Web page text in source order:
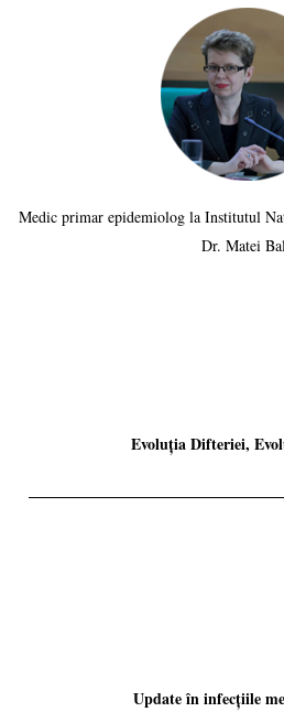
Medic primar epidemiolog la Institutul
Dr. Matei
Evoluția Difteriei,
Update în infecțiile